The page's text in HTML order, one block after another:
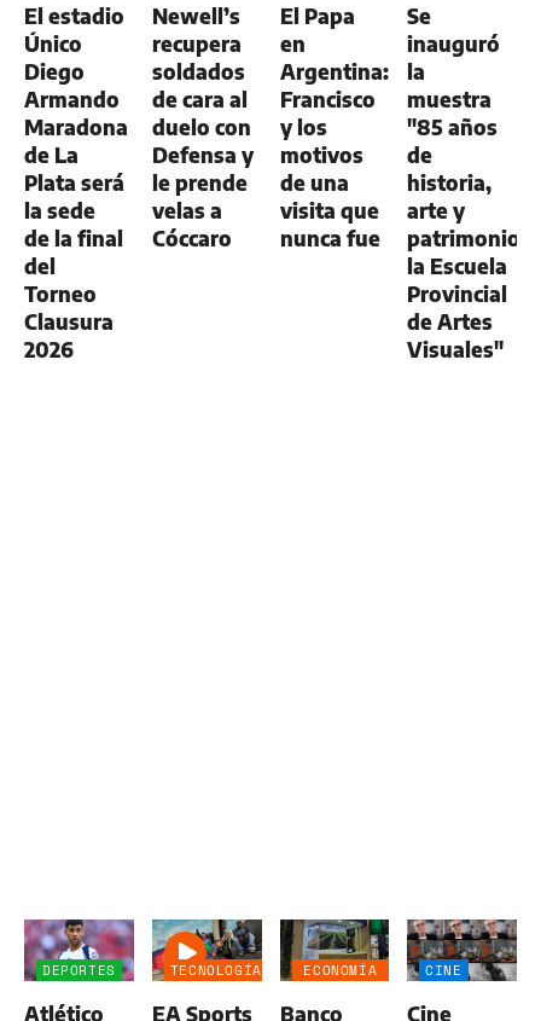
El estadio
Único
Diego
Armando
Maradona
de La
Plata será
la sede
de la final
del
Torneo
Clausura
2026
Newell’s
recupera
soldados
de cara al
duelo con
Defensa y
le prende
velas a
Cóccaro
El Papa
en
Argentina:
Francisco
y los
motivos
de una
visita que
nunca fue
Se
inauguró
la
muestra
"85 años
de
historia,
arte y
patrimonio:
la Escuela
Provincial
de Artes
Visuales"
DEPORTES
Atlético
TECNOLOGÍA
EA Sports
ECONOMÍA
AGRO
Banco
CINE
Cine